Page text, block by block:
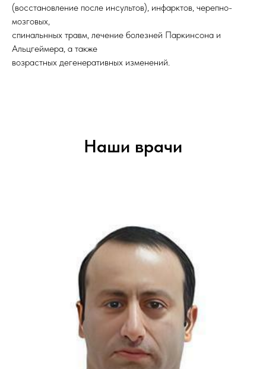
(восстановление после инсультов), инфарктов, черепно-
мозговых,
спинальнных травм, лечение болезней Паркинсона и
Альцгеймера, а также
возрастных дегенеративных изменений.
Наши врачи